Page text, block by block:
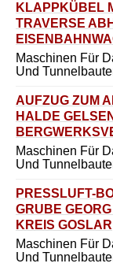
KLAPPKÜBEL
TRAVERSE
Maschinen Für
Und
AUFZUG ZUM
HALDE
Maschinen Für
Und
PRESSLUFT-
GRUBE
KREIS GOSLAR
Maschinen Für
Und